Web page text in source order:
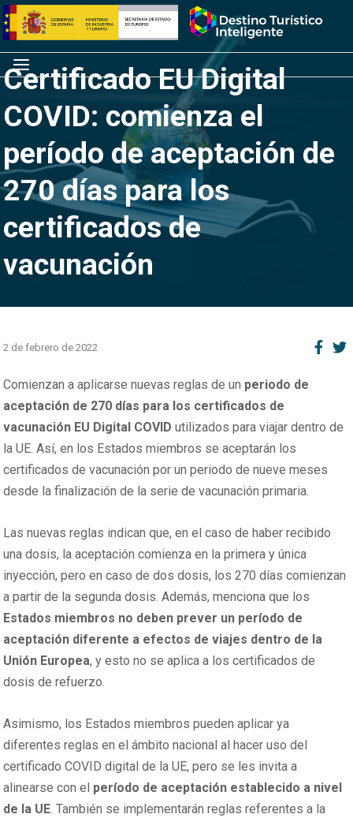
Saltar
al
contenido
Inicio
Menú
Certificado EU Digital
COVID: comienza el
período de aceptación de
270 días para los
certificados de
vacunación
2 de febrero de 2022
Comienzan a aplicarse nuevas reglas de un periodo de
aceptación de 270 días para los certificados de
vacunación EU Digital COVID utilizados para viajar dentro de
la UE. Así, en los Estados miembros se aceptarán los
certificados de vacunación por un periodo de nueve meses
desde la finalización de la serie de vacunación primaria.
Las nuevas reglas indican que, en el caso de haber recibido
una dosis, la aceptación comienza en la primera y única
inyección, pero en caso de dos dosis, los 270 días comienzan
a partir de la segunda dosis. Además, menciona que los
Estados miembros no deben prever un período de
aceptación diferente a efectos de viajes dentro de la
Unión Europea, y esto no se aplica a los certificados de
dosis de refuerzo.
Asimismo, los Estados miembros pueden aplicar ya
diferentes reglas en el ámbito nacional al hacer uso del
certificado COVID digital de la UE, pero se les invita a
alinearse con el período de aceptación establecido a nivel
de la UE. También se implementarán reglas referentes a la